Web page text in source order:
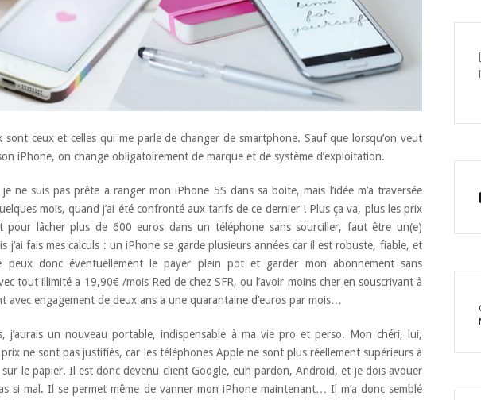
sont ceux et celles qui me parle de changer de smartphone. Sauf que lorsqu’on veut
iPhone, on change obligatoirement de marque et de système d’exploitation.
ne suis pas prête a ranger mon iPhone 5S dans sa boite, mais l’idée m’a traversée
mois, quand j’ai été confronté aux tarifs de ce dernier ! Plus ça va, plus les prix
pour lâcher plus de 600 euros dans un téléphone sans sourciller, faut être un(e)
j’ai fais mes calculs : un iPhone se garde plusieurs années car il est robuste, fiable, et
peux donc éventuellement le payer plein pot et garder mon abonnement sans
tout illimité a 19,90€ /mois Red de chez SFR, ou l’avoir moins cher en souscrivant à
avec engagement de deux ans a une quarantaine d’euros par mois…
j’aurais un nouveau portable, indispensable à ma vie pro et perso. Mon chéri, lui,
ne sont pas justifiés, car les téléphones Apple ne sont plus réellement supérieurs à
sur le papier. Il est donc devenu client Google, euh pardon, Android, et je dois avouer
si mal. Il se permet même de vanner mon iPhone maintenant… Il m’a donc semblé